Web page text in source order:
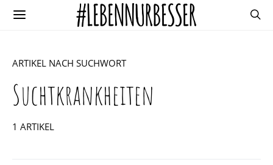
ARTIKEL NACH SUCHWORT
Suchtkrankheiten
1 ARTIKEL